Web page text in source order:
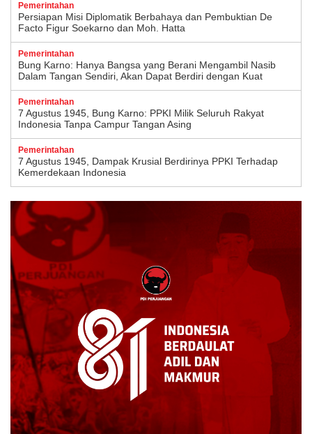
Pemerintahan
Persiapan Misi Diplomatik Berbahaya dan Pembuktian De
Facto Figur Soekarno dan Moh. Hatta
Pemerintahan
Bung Karno: Hanya Bangsa yang Berani Mengambil Nasib
Dalam Tangan Sendiri, Akan Dapat Berdiri dengan Kuat
Pemerintahan
7 Agustus 1945, Bung Karno: PPKI Milik Seluruh Rakyat
Indonesia Tanpa Campur Tangan Asing
Pemerintahan
7 Agustus 1945, Dampak Krusial Berdirinya PPKI Terhadap
Kemerdekaan Indonesia